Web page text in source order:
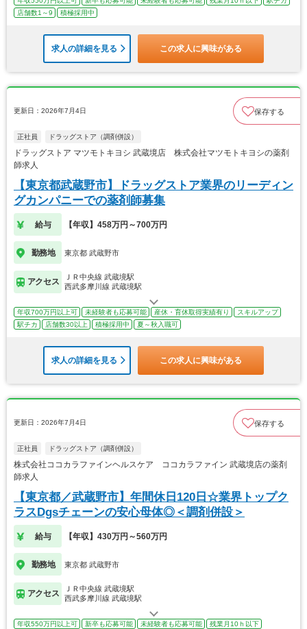
店舗数1～9
積極採用中
求人の詳細を見る この求人に興味がある
更新日：2026年7月4日 保存する
正社員 ドラッグストア（調剤併設）
ドラッグストア マツモトキヨシ 武蔵境店 株式会社マツモトキヨシの薬剤
師求人
【東京都武蔵野市】ドラッグストア業界のリーディン
グカンパニーでの薬剤師募集
給与 【年収】458万円～700万円
勤務地 東京都 武蔵野市
アクセス
ＪＲ中央線 武蔵境駅
西武多摩川線 武蔵境駅
年収700万円以上可 未経験者も応募可能 産休・育休取得実績有り
スキルアップ
駅チカ
店舗数30以上 積極採用中 夏～秋入職可
求人の詳細を見る この求人に興味がある
更新日：2026年7月4日 保存する
正社員 ドラッグストア（調剤併設）
株式会社ココカラファインヘルスケア ココカラファイン 武蔵境店の薬剤
師求人
【東京都／武蔵野市】年間休日120日☆業界トップク
ラスDgsチェーンの安心母体◎＜調剤併設＞
給与 【年収】430万円～560万円
勤務地 東京都 武蔵野市
アクセス
ＪＲ中央線 武蔵境駅
西武多摩川線 武蔵境駅
年収550万円以上可 新卒も応募可能 未経験者も応募可能
残業月10ｈ以下